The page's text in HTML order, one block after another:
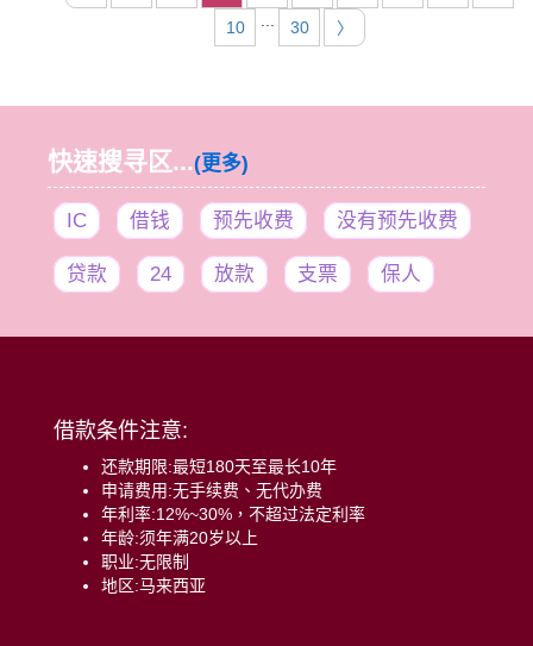
10
30 〉
快速搜寻区...(更多)
IC 借钱 预先收费 没有预先收费
贷款 24 放款 支票 保人
借款条件注意:
还款期限:最短180天至最长10年
申请费用:无手续费、无代办费
年利率:12%~30%，不超过法定利率
年龄:须年满20岁以上
职业:无限制
地区:马来西亚